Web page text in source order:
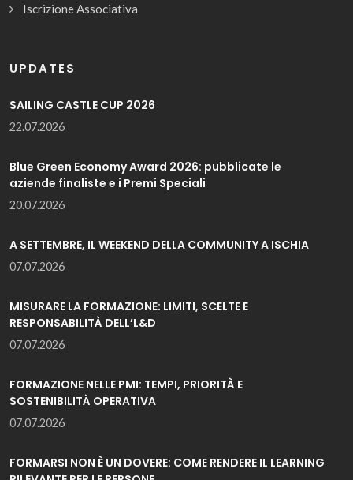
Iscrizione Associativa
UPDATES
SAILING CASTLE CUP 2026
22.07.2026
Blue Green Economy Award 2026: pubblicate le
aziende finaliste e i Premi Speciali
20.07.2026
A SETTEMBRE, IL WEEKEND DELLA COMMUNITY A ISCHIA
07.07.2026
MISURARE LA FORMAZIONE: LIMITI, SCELTE E
RESPONSABILITÀ DELL’L&D
07.07.2026
FORMAZIONE NELLE PMI: TEMPI, PRIORITÀ E
SOSTENIBILITÀ OPERATIVA
07.07.2026
FORMARSI NON È UN DOVERE: COME RENDERE IL LEARNING